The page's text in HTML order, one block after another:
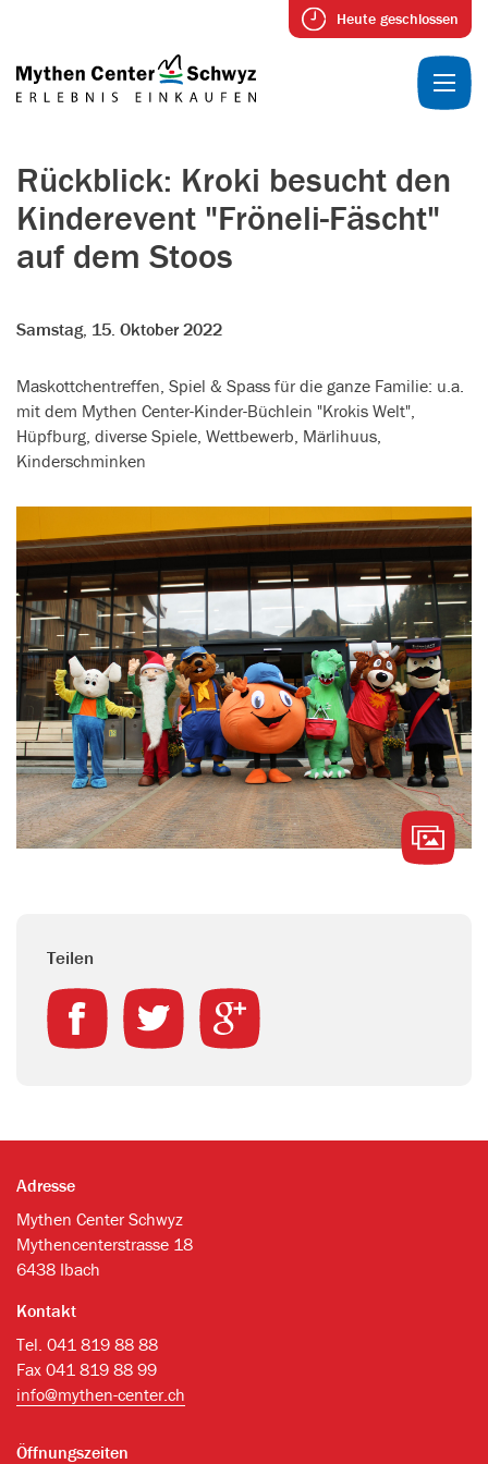
Heute geschlossen
Rückblick: Kroki besucht den
Kinderevent "Fröneli-Fäscht"
auf dem Stoos
Samstag, 15. Oktober 2022
Maskottchentreffen, Spiel & Spass für die ganze Familie: u.a.
mit dem Mythen Center-Kinder-Büchlein "Krokis Welt",
Hüpfburg, diverse Spiele, Wettbewerb, Märlihuus,
Kinderschminken
Teilen
Adresse
Mythen Center Schwyz
Mythencenterstrasse 18
6438 Ibach
Kontakt
Tel. 041 819 88 88
Fax 041 819 88 99
info@mythen-center.ch
Öffnungszeiten